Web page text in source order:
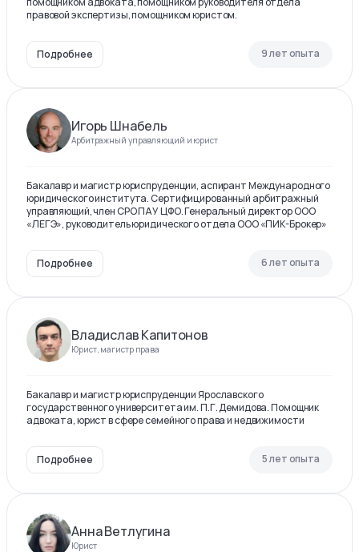
правовой экспертизы, помощником юристом.
Подробнее 9 лет опыта
Игорь Шнабель
Арбитражный управляющий и юрист
Бакалавр и магистр юриспруденции, аспирант Международного
юридического института. Сертифицированный арбитражный
управляющий, член СРО ПАУ ЦФО. Генеральный директор ООО
«ЛЕГЭ», руководитель юридического отдела ООО «ПИК-Брокер»
Подробнее 6 лет опыта
Владислав Капитонов
Юрист, магистр права
Бакалавр и магистр юриспруденции Ярославского
государственного университета им. П.Г. Демидова. Помощник
адвоката, юрист в сфере семейного права и недвижимости
Подробнее 5 лет опыта
Анна Ветлугина
Юрист